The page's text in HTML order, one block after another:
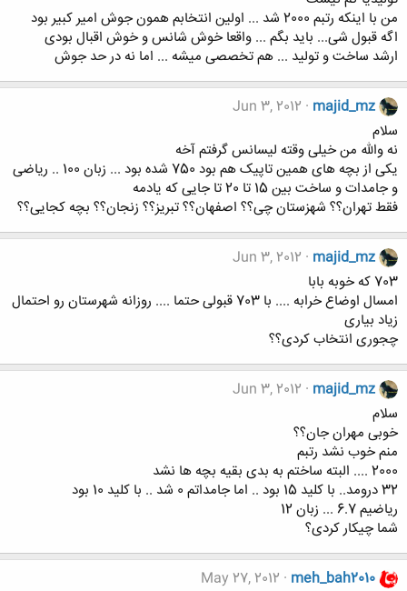
من با اینکه رتبم 2000 شد ... اولین انتخابم همون جوش امیر کبیر بود
اگه قبول شی... باید بگم ... واقعا خوش شانس و خوش اقبال بودی
ارشد ساخت و تولید ... هم تخصصی میشه ... اما نه در حد جوش
majid_mz
Jun 3, 2012
سلام
نه والله من خیلی وقته لیسانس گرفتم آخه
یکی از بچه های همین تاپیک هم بود 750 شده بود ... زبان 100 .. ریاضی
و جامدات و ساخت بین 15 تا 20 تا جایی که یادمه
فقط تهران؟؟ شهزستان چی؟؟ اصفهان؟؟ تبریز؟؟ زنجان؟؟ بچه کجایی؟؟
majid_mz
Jun 3, 2012
703 که خوبه بابا
امسال اوضاع خرابه .... با 703 قبولی حتما .... روزانه شهرستان رو احتمال
زیاد بیاری
چجوری انتخاب کردی؟؟
majid_mz
Jun 3, 2012
سلام
خوبی مهران جان؟؟
منم خوب نشد رتبم
2000 .... البته ساختم به بدی بقیه بچه ها نشد
32 درومد.. با کلید 15 بود .. اما جامداتم 0 شد .. با کلید 10 بود
ریاضیم 6.7 ... زبان 12
شما چیکار کردی؟
meh_bah2010
May 27, 2012